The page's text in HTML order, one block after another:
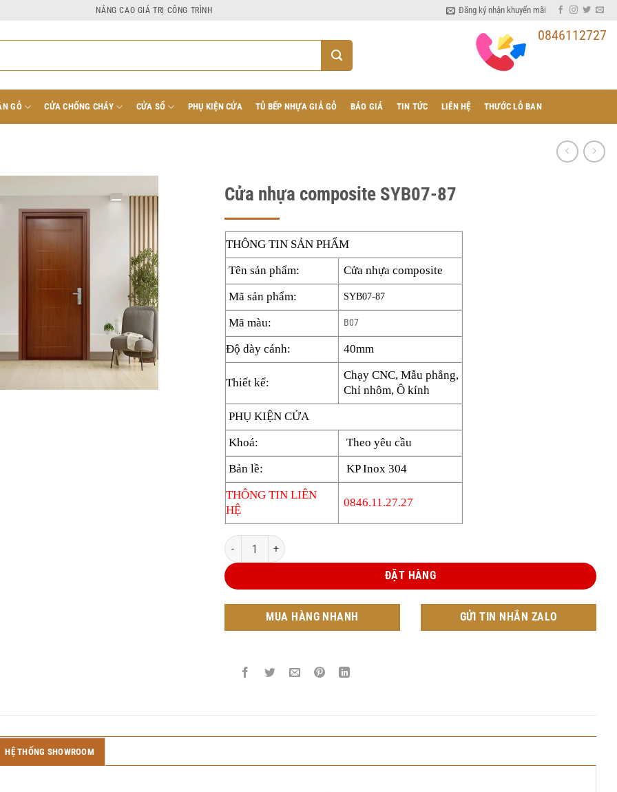
NÂNG CAO GIÁ TRỊ CÔNG TRÌNH Đăng ký nhận khuyến mãi
0846112727
GỖ CỬA CHỐNG CHÁY CỬA SỔ PHỤ KIỆN CỬA TỦ BẾP NHỰA GIẢ GỖ BÁO GIÁ TIN TỨC LIÊN HỆ THƯỚC LỖ BAN
Cửa nhựa composite SYB07-87
Giá
gốc
là:
3.900.000₫.
Giá
hiện
tại
là:
3.300.000₫.
THÔNG TIN SẢN PHẨM
Tên sản phẩm:
Cửa nhựa composite
Mã sản phẩm:
SYB07-87
Mã màu: B07
Độ dày cánh: 40mm
Thiết kế:
Chạy CNC, Mẫu phẳng,
Chỉ nhôm, Ô kính
PHỤ KIỆN CỬA
Khoá:
Theo yêu cầu
Bản lề:
KP Inox 304
THÔNG TIN LIÊN
HỆ
0846.11.27.27
Cửa nhựa composite SYB07-87 số lượng
ĐẶT HÀNG
MUA HÀNG NHANH GỬI TIN NHẮN ZALO
HỆ THỐNG SHOWROOM